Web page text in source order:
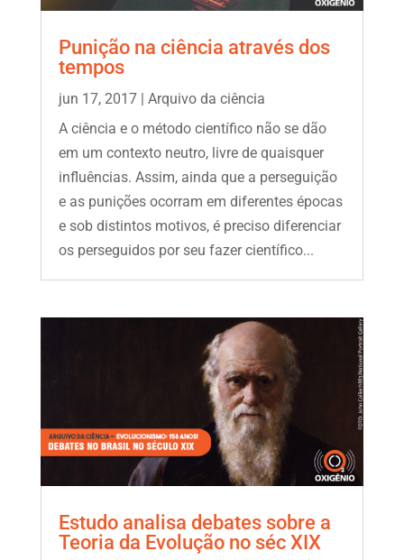
Punição na ciência através dos
tempos
jun 17, 2017| Arquivo da ciência
A ciência e o método científico não se dão
em um contexto neutro, livre de quaisquer
influências. Assim, ainda que a perseguição
e as punições ocorram em diferentes épocas
e sob distintos motivos, é preciso diferenciar
os perseguidos por seu fazer científico...
Estudo analisa debates sobre a
Teoria da Evolução no séc XIX